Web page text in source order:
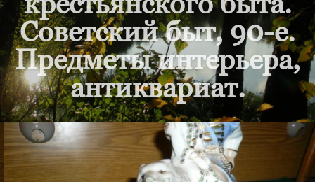
Советский быт, 90-е.
Предметы интерьера,
антиквариат.